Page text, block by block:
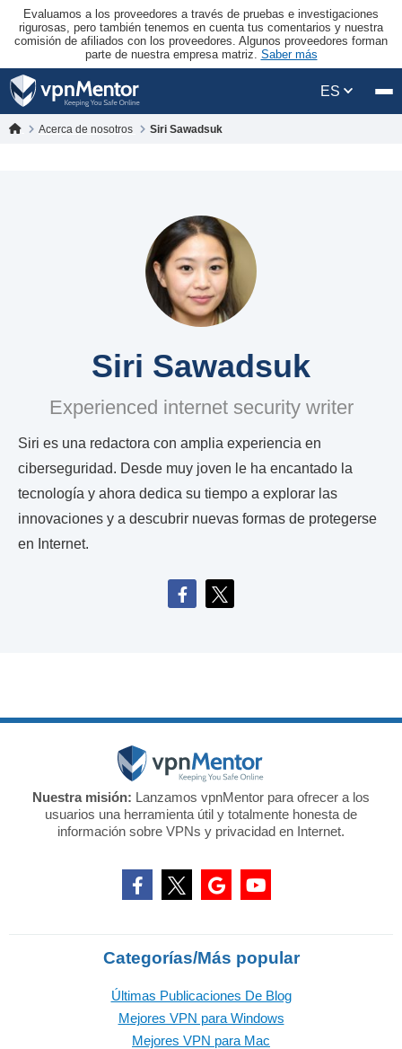
Evaluamos a los proveedores a través de pruebas e investigaciones
rigurosas, pero también tenemos en cuenta tus comentarios y nuestra
comisión de afiliados con los proveedores. Algunos proveedores forman
parte de nuestra empresa matriz. Saber más
ES
Acerca de nosotros Siri Sawadsuk
Siri Sawadsuk
Experienced internet security writer
Siri es una redactora con amplia experiencia en
ciberseguridad. Desde muy joven le ha encantado la
tecnología y ahora dedica su tiempo a explorar las
innovaciones y a descubrir nuevas formas de protegerse
en Internet.
Nuestra misión: Lanzamos vpnMentor para ofrecer a los
usuarios una herramienta útil y totalmente honesta de
información sobre VPNs y privacidad en Internet.
Categorías/Más popular
Últimas Publicaciones De Blog
Mejores VPN para Windows
Mejores VPN para Mac